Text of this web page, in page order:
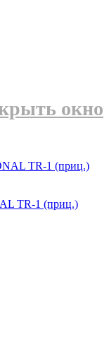
окно
TR-1 (приц.)